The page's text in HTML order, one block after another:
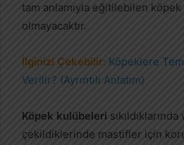
tam anlamıyla eğitilebilen
olmayacaktır.
İlginizi Çekebilir: Köpeklere
Verilir? (Ayrıntılı Anlatım)
Köpek kulübeleri
çekildiklerinde mastifler için